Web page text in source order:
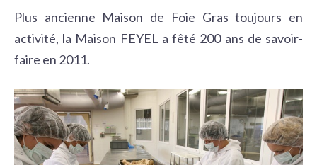
Plus ancienne Maison de Foie Gras toujours en
activité, la Maison FEYEL a fêté 200 ans de savoir-
faire en 2011.